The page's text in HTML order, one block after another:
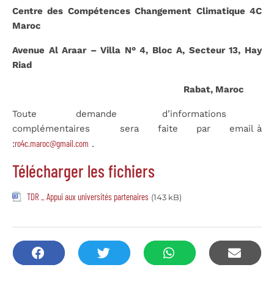
Centre des Compétences Changement Climatique 4C
Maroc
Avenue Al Araar – Villa N° 4, Bloc A, Secteur 13, Hay
Riad
Rabat, Maroc
Toute demande d’informations
complémentaires sera faite par email à
:ro4c.maroc@gmail.com .
Télécharger les fichiers
TDR _ Appui aux universités partenaires (143 kB)